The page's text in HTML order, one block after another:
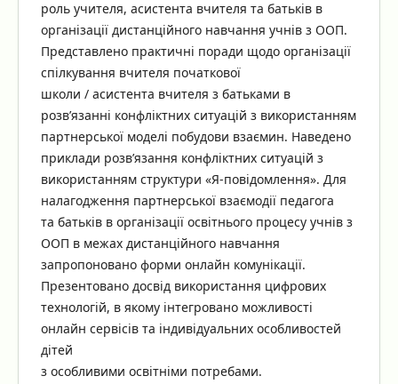
роль учителя, асистента вчителя та батьків в
організації дистанційного навчання учнів з ООП.
Представлено практичні поради щодо організації
спілкування вчителя початкової
школи / асистента вчителя з батьками в
розв’язанні конфліктних ситуацій з використанням
партнерської моделі побудови взаємин. Наведено
приклади розв’язання конфліктних ситуацій з
використанням структури «Я-повідомлення». Для
налагодження партнерської взаємодії педагога
та батьків в організації освітнього процесу учнів з
ООП в межах дистанційного навчання
запропоновано форми онлайн комунікації.
Презентовано досвід використання цифрових
технологій, в якому інтегровано можливості
онлайн сервісів та індивідуальних особливостей
дітей
з особливими освітніми потребами.